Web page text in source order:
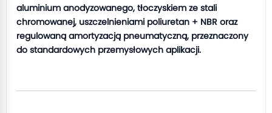
aluminium anodyzowanego, tłoczyskiem ze stali
chromowanej, uszczelnieniami poliuretan + NBR oraz
regulowaną amortyzacją pneumatyczną, przeznaczony
do standardowych przemysłowych aplikacji.